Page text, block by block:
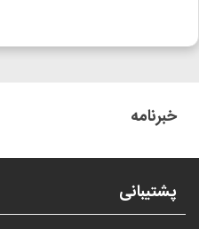
خبرنامه
پشتیبانی